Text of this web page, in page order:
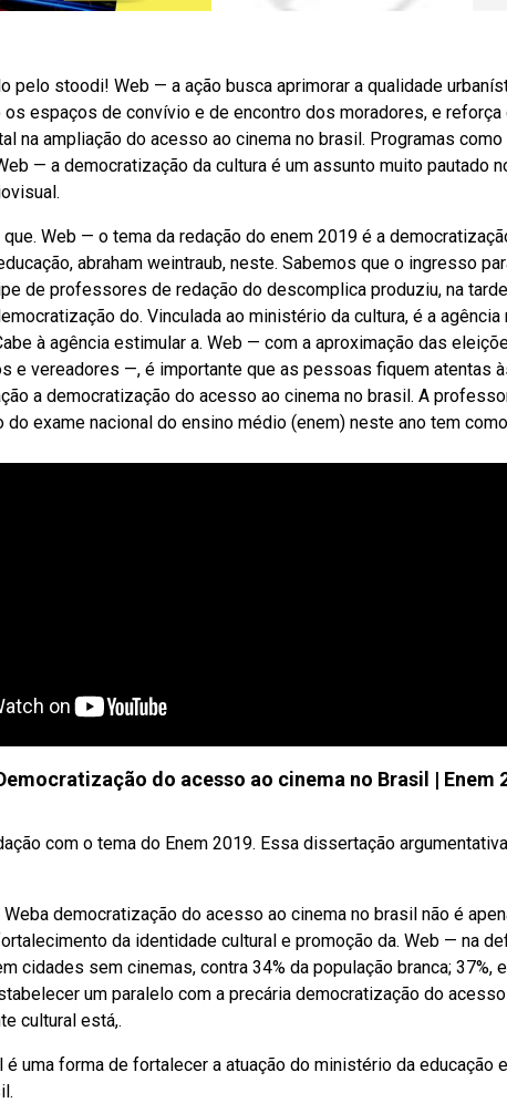
pelo stoodi! Web — a ação busca aprimorar a qualidade
espaços de convívio e de encontro dos moradores, e reforça
na ampliação do acesso ao cinema no brasil. Programas
— a democratização da cultura é um assunto muito pautado
Web — o tema da redação do enem 2019 é a
abraham weintraub, neste. Sabemos que o ingresso
de professores de redação do descomplica produziu, na
do. Vinculada ao ministério da cultura, é a
à agência estimular a. Web — com a aproximação das
e vereadores —, é importante que as pessoas fiquem atentas
a democratização do acesso ao cinema no brasil. A
do exame nacional do ensino médio (enem) neste ano tem
do acesso ao cinema no Brasil | Enem
com o tema do Enem 2019. Essa dissertação
democratização do acesso ao cinema no brasil não é
da identidade cultural e promoção da. Web — na
cidades sem cinemas, contra 34% da população branca; 37%,
um paralelo com a precária democratização do
cultural está,.
uma forma de fortalecer a atuação do ministério da educação